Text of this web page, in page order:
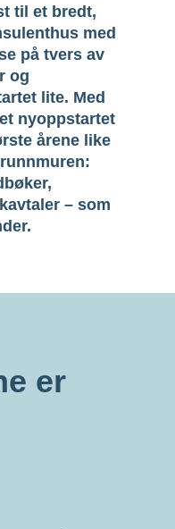
til et bredt,
med
på tvers av
og
lite. Med
nyoppstartet
årene like
– som
er